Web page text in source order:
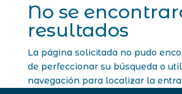
No se
resultados
La página solicitada no pudo
de perfeccionar su búsqueda o
navegación para localizar la